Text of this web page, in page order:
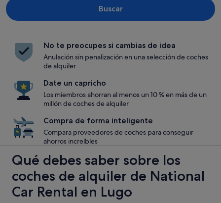
Buscar
No te preocupes si cambias de idea
Anulación sin penalización en una selección de coches
de alquiler
Date un capricho
Los miembros ahorran al menos un 10 % en más de un
millón de coches de alquiler
Compra de forma inteligente
Compara proveedores de coches para conseguir
ahorros increíbles
Qué debes saber sobre los
coches de alquiler de National
Car Rental en Lugo